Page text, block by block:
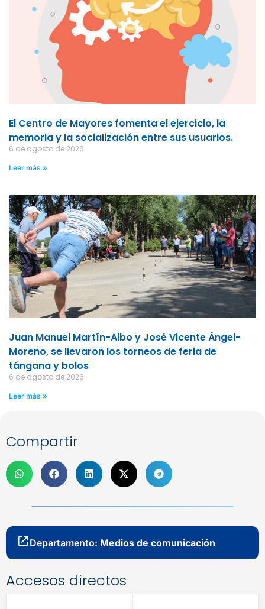
El Centro de Mayores fomenta el ejercicio, la
memoria y la socialización entre sus usuarios.
6 de agosto de 2026
Leer más »
Juan Manuel Martín-Albo y José Vicente Ángel-
Moreno, se llevaron los torneos de feria de
tángana y bolos
6 de agosto de 2026
Leer más »
Compartir
Departamento: Medios de comunicación
Accesos directos